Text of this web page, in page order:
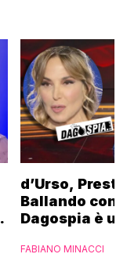
d’Urso,
Ballando con
Dagospia è
FABIANO MINACCI